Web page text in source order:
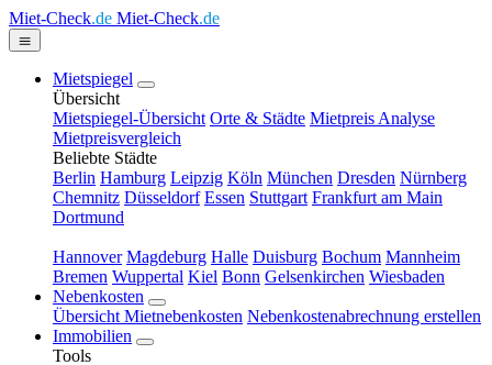
Miet-Check.de Miet-Check.de
Mietspiegel
Übersicht
Mietspiegel-Übersicht Orte & Städte Mietpreis Analyse
Mietpreisvergleich
Beliebte Städte
Berlin Hamburg Leipzig Köln München Dresden Nürnberg
Chemnitz Düsseldorf Essen Stuttgart Frankfurt am Main
Dortmund
Hannover Magdeburg Halle Duisburg Bochum Mannheim
Bremen Wuppertal Kiel Bonn Gelsenkirchen Wiesbaden
Nebenkosten
Übersicht Mietnebenkosten Nebenkostenabrechnung erstellen
Immobilien
Tools